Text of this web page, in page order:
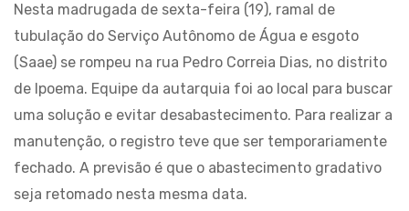
Nesta madrugada de sexta-feira (19), ramal de
tubulação do Serviço Autônomo de Água e esgoto
(Saae) se rompeu na rua Pedro Correia Dias, no distrito
de Ipoema. Equipe da autarquia foi ao local para buscar
uma solução e evitar desabastecimento. Para realizar a
manutenção, o registro teve que ser temporariamente
fechado. A previsão é que o abastecimento gradativo
seja retomado nesta mesma data.